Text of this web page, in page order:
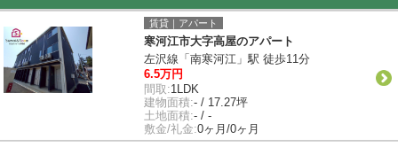
賃貸｜アパート
寒河江市大字高屋のアパート
左沢線「南寒河江」駅 徒歩11分
6.5万円
間取:1LDK
建物面積:- / 17.27坪
土地面積:- / -
敷金/礼金:0ヶ月/0ヶ月